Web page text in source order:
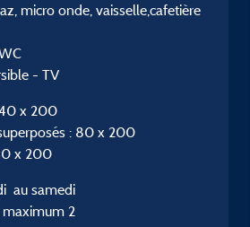
micro onde, vaisselle,cafetière
- TV
x 200
: 80 x 200
200
au samedi
maximum 2